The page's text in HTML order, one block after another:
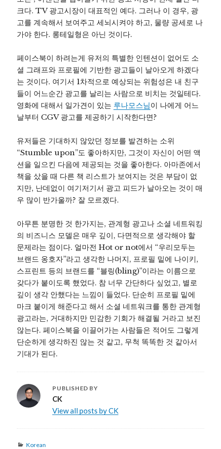
크다. TV 광고시장이 대표적인 예다. 그러나 이 경우, 광
고를 계속해서 보여주고 세뇌시켜야 하고, 물량 공세로 나
가야 한다. 롱테일형은 아닌 것이다.
페이스북이 하려는게 유저의 특별한 인텐션이 없어도 소
셜 그래프와 프로필에 기반한 광고들이 날아오게 하겠다
는 것이다. 여기서 1차적으로 예상되는 위험성은 내 친구
들이 어느순간 광고를 날리는 사람으로 비치는 것일테다.
영화에 대해서 일가견이 있는 루나모스님이 나에게 어느
날부터 CGV 광고를 제공하기 시작한다면?
유저들은 기대하지 않았던 정보를 발견하는 소위
“Stumble upon”도 좋아하지만, 그것이 자신이 어떤 액
션을 일으킨 다음에 제공되는 것을 좋아한다. 아마존에서
책을 샀을 때 다른 책 리스트가 보여지는 것은 부담이 없
지만, 난데없이 여기저기서 광고 피드가 날아오는 것이 매
우 많이 반가울까? 잘 모르겠다.
아무튼 분명한 것 한가지는, 관계형 광고나 소셜 네트워킹
의 비즈니스 모델은 매우 깊이, 다면적으로 생각해야 할
문제라는 점이다. 얼마전 Hot or not에서 “우리모두는
브랜드 옹호자”라고 생각한 나머지, 프로필 밑에 나이키,
스프린트 등의 브랜드를 “블링(bling)”이라는 이름으로
갖다가 붙이도록 했었다. 참 너무 간단하다 싶었고, 별로
깊이 생각 안했다는 느낌이 들었다. 단순히 프로필 밑에
마크 붙이게 해준다고 해서 소셜 네트워크를 통한 관계형
광고라는, 거대하지만 민감한 기회가 해결될 거라고 보진
않는다. 페이스북을 이끌어가는 사람들은 적어도 그렇게
단순하게 생각하진 않는 것 같고, 무척 똑똑한 것 같아서
기대가 된다.
PUBLISHED BY
CK
View all posts by CK
Categories
Korean